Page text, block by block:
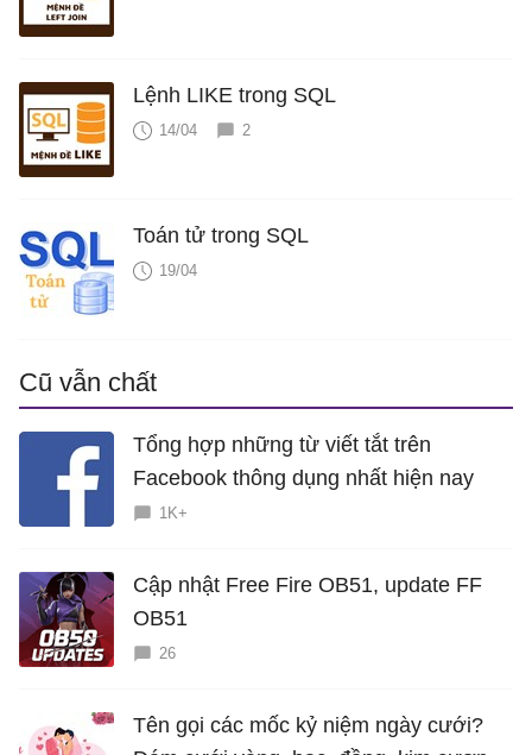
Lệnh LIKE trong SQL
14/04 2
Toán tử trong SQL
19/04
Cũ vẫn chất
Tổng hợp những từ viết tắt trên
Facebook thông dụng nhất hiện nay
1K+
Cập nhật Free Fire OB51, update FF
OB51
26
Tên gọi các mốc kỷ niệm ngày cưới?